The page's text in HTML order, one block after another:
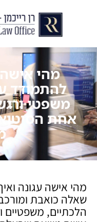
מהי אישה
להתמודד
משפטי
אחת
מהי אישה עגונה
שאלה כואבת
הלכתיים, משפטיים